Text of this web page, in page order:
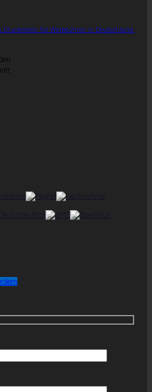
für Werbeuhren in Deutschland.